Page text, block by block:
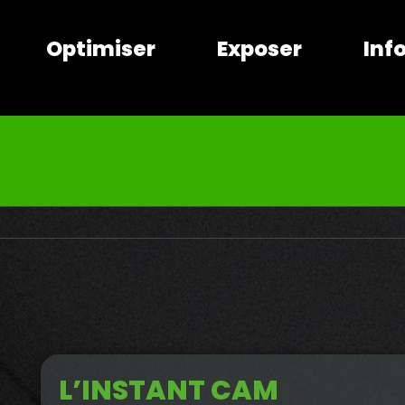
Optimiser Exposer
L’INSTANT CAM